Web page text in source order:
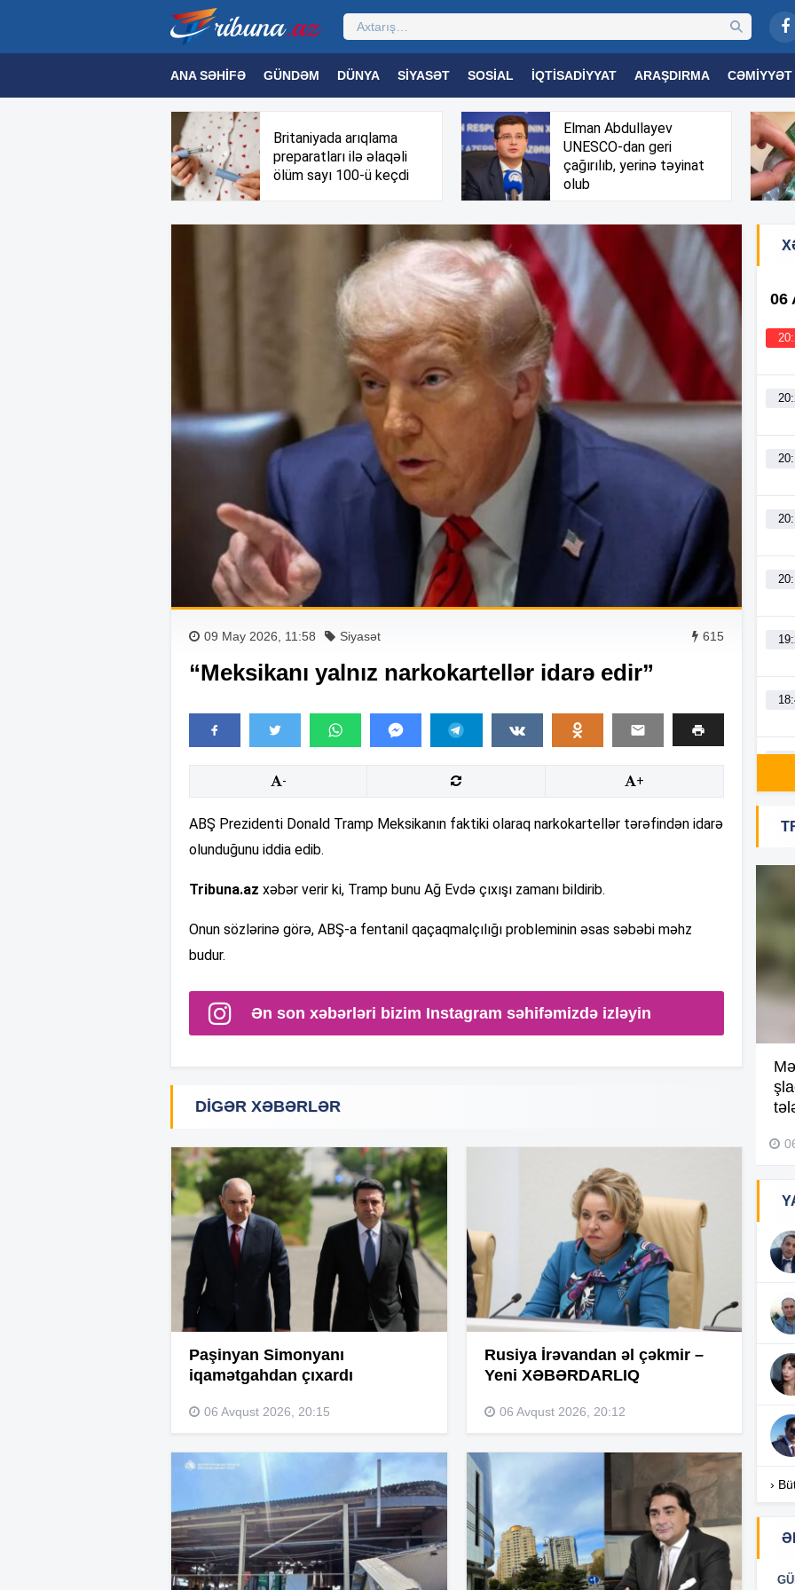
ANA SƏHIFƏ GÜNDƏM DÜNYA SIYASƏT SOSIAL İQTISADIYYAT ARAŞDIRMA CƏMIYYƏT
MƏDƏNIYYƏT TƏHSIL SAĞLAMLIQ MARAQLI TRIBUNA TV
Britaniyada arıqlama
preparatları ilə əlaqəli
ölüm sayı 100-ü keçdi
Elman Abdullayev
UNESCO-dan geri
çağırılıb, yerinə təyinat
olub
09 May 2026, 11:58 Siyasət 615
“Meksikanı yalnız narkokartellər idarə edir”
- +
ABŞ Prezidenti Donald Tramp Meksikanın faktiki olaraq narkokartellər tərəfindən idarə
olunduğunu iddia edib.
Tribuna.az xəbər verir ki, Tramp bunu Ağ Evdə çıxışı zamanı bildirib.
Onun sözlərinə görə, ABŞ-a fentanil qaçaqmalçılığı probleminin əsas səbəbi məhz
budur.
Ən son xəbərləri bizim Instagram səhifəmizdə izləyin
DIGƏR XƏBƏRLƏR
Paşinyan Simonyanı
iqamətgahdan çıxardı
06 Avqust 2026, 20:15
Rusiya İrəvandan əl çəkmir –
Yeni XƏBƏRDARLIQ
06 Avqust 2026, 20:12
06
›